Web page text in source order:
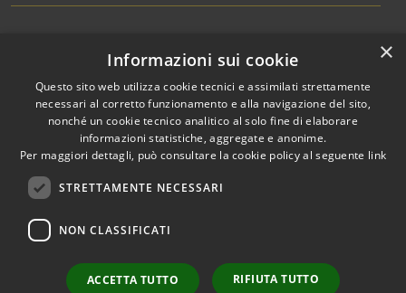
Amministrazione trasparente
Informativa privacy
Note legali
Dichiarazione di accessibilità
RSS
Municipium•
Accesso
×
Informazioni sui cookie
Questo sito web utilizza cookie tecnici e assimilati strettamente
necessari al corretto funzionamento e alla navigazione del sito,
nonché un cookie tecnico analitico al solo fine di elaborare
informazioni statistiche, aggregate e anonime.
Per maggiori dettagli, può consultare la cookie policy al seguente link
STRETTAMENTE NECESSARI
NON CLASSIFICATI
ACCETTA TUTTO RIFIUTA TUTTO